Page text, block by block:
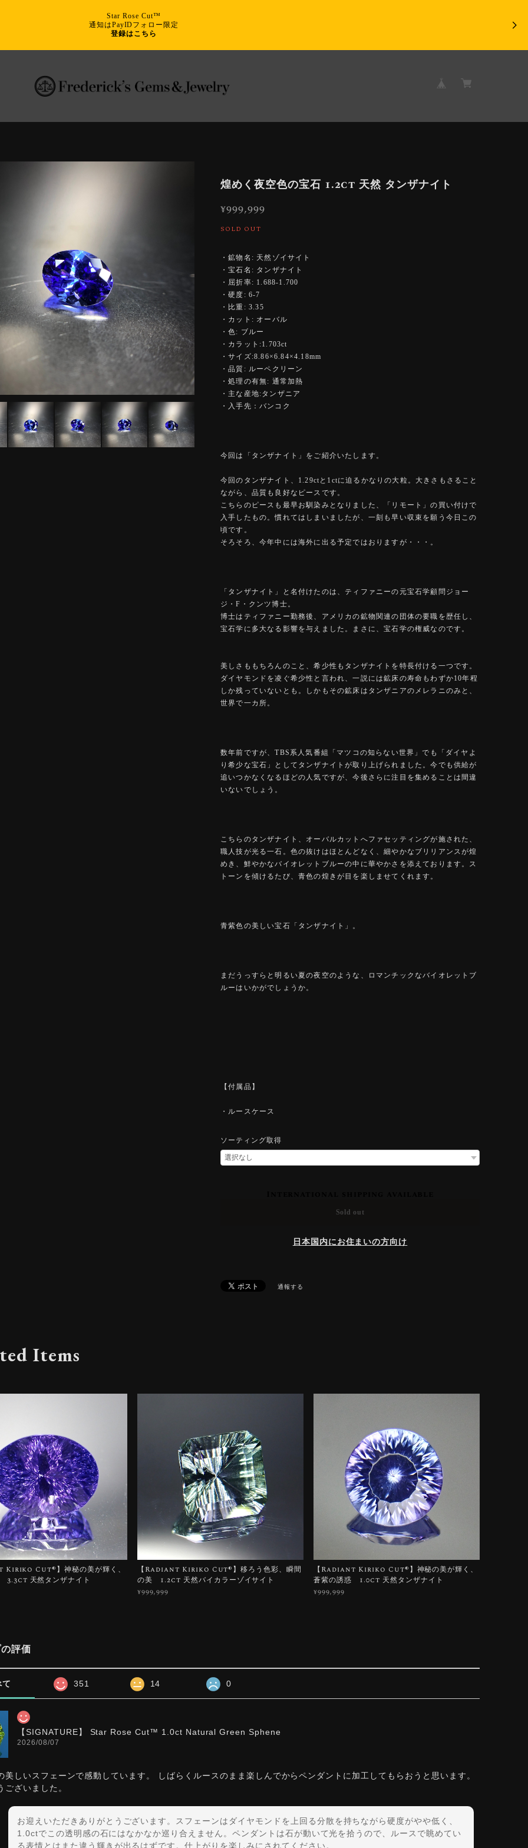
Star Rose Cut™
通知はPayIDフォロー限定
登録はこちら
煌めく夜空色の宝石 1.2ct 天然 タンザナイト
¥999,999
SOLD OUT
・鉱物名: 天然ゾイサイト
・宝石名: タンザナイト
・屈折率: 1.688-1.700
・硬度: 6-7
・比重: 3.35
・カット: オーバル
・色: ブルー
・カラット:1.703ct
・サイズ:8.86×6.84×4.18mm
・品質: ルーペクリーン
・処理の有無: 通常加熱
・主な産地:タンザニア
・入手先：バンコク
今回は「タンザナイト」をご紹介いたします。
今回のタンザナイト、1.29ctと1ctに迫るかなりの大粒。大きさもさること
ながら、品質も良好なピースです。
こちらのピースも最早お馴染みとなりました、「リモート」の買い付けで
入手したもの。慣れてはしまいましたが、一刻も早い収束を願う今日この
頃です。
そろそろ、今年中には海外に出る予定ではおりますが・・・。
「タンザナイト」と名付けたのは、ティファニーの元宝石学顧問ジョー
ジ・F・クンツ博士。
博士はティファニー勤務後、アメリカの鉱物関連の団体の要職を歴任し、
宝石学に多大なる影響を与えました。まさに、宝石学の権威なのです。
美しさももちろんのこと、希少性もタンザナイトを特長付ける一つです。
ダイヤモンドを凌ぐ希少性と言われ、一説には鉱床の寿命もわずか10年程
しか残っていないとも。しかもその鉱床はタンザニアのメレラニのみと、
世界で一カ所。
数年前ですが、TBS系人気番組「マツコの知らない世界」でも「ダイヤよ
り希少な宝石」としてタンザナイトが取り上げられました。今でも供給が
追いつかなくなるほどの人気ですが、今後さらに注目を集めることは間違
いないでしょう。
こちらのタンザナイト、オーバルカットへファセッティングが施された、
職人技が光る一石。色の抜けはほとんどなく、細やかなブリリアンスが煌
めき、鮮やかなバイオレットブルーの中に華やかさを添えております。ス
トーンを傾けるたび、青色の煌きが目を楽しませてくれます。
青紫色の美しい宝石「タンザナイト」。
まだうっすらと明るい夏の夜空のような、ロマンチックなバイオレットブ
ルーはいかがでしょうか。
【付属品】
・ルースケース
ソーティング取得
Sold out
日本国内にお住まいの方向け
通報する
Items
Cut®︎】神秘の美が輝く、
3.3ct 天然タンザナイト
【Radiant Kiriko Cut®︎】移ろう色彩、瞬間
の美 1.2ct 天然バイカラーゾイサイト
¥999,999
【Radiant Kiriko Cut®︎】神秘の美が輝く、
蒼紫の誘惑 1.0ct 天然タンザナイト
¥999,999
評価
て 351 14 0
【SIGNATURE】 Star Rose Cut™️ 1.0ct Natural Green Sphene
2026/08/07
美しいスフェーンで感動しています。 しばらくルースのまま楽しんでからペンダントに加工してもらおうと思います。
ございました。
お迎えいただきありがとうございます。スフェーンはダイヤモンドを上回る分散を持ちながら硬度がやや低く、
1.0ctでこの透明感の石にはなかなか巡り合えません。ペンダントは石が動いて光を拾うので、ルースで眺めてい
る表情とはまた違う輝きが出るはずです。仕上がりを楽しみにされてください。